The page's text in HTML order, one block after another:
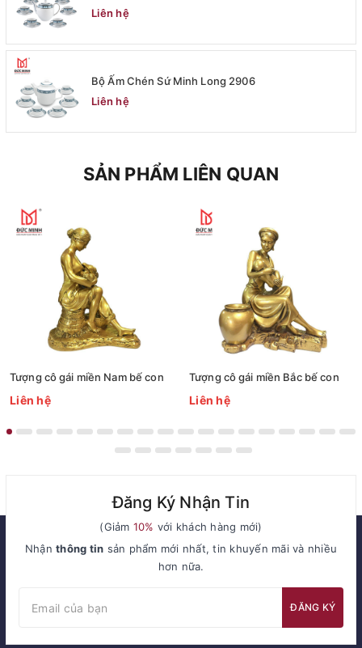
Liên hệ
Bộ Ấm Chén Sứ Minh Long 2906
Liên hệ
SẢN PHẨM LIÊN QUAN
Tượng cô gái miền Nam bế con
Liên hệ
Tượng cô gái miền Bắc bế con
Liên hệ
Đăng Ký Nhận Tin
(Giảm 10% với khách hàng mới)
Nhậnthông tin sản phẩm mới nhất, tin khuyến mãi và nhiều
hơn nữa.
ĐĂNG KÝ